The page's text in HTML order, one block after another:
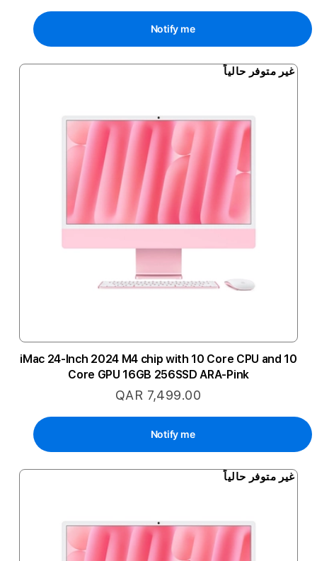
Notify me
غير متوفر حالياً
iMac 24-Inch 2024 M4 chip with 10 Core CPU and 10
Core GPU 16GB 256SSD ARA-Pink
QAR 7,499.00
Notify me
غير متوفر حالياً